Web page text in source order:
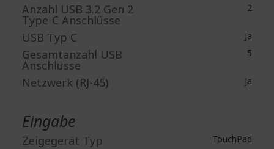
Anzahl USB 3.2 Gen 2
Type-C Anschlüsse
2
USB Typ C Ja
Gesamtanzahl USB
Anschlüsse
5
Netzwerk (RJ-45) Ja
Eingabe
Zeigegerät Typ TouchPad